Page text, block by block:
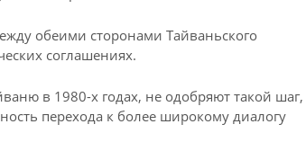
обеими сторонами Тайваньского
соглашениях.
в 1980-х годах, не одобряют такой шаг,
перехода к более широкому диалогу